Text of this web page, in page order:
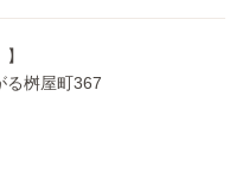
る桝屋町367